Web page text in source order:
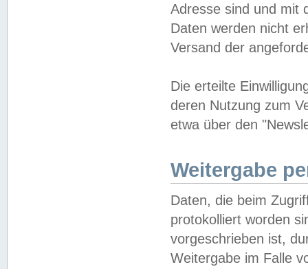
Adresse sind und mit
Daten werden nicht
Versand der
Die erteilte
deren Nutzung zum
etwa über den
Weitergabe
Daten, die beim
protokolliert worden
vorgeschrieben ist,
Weitergabe im Falle